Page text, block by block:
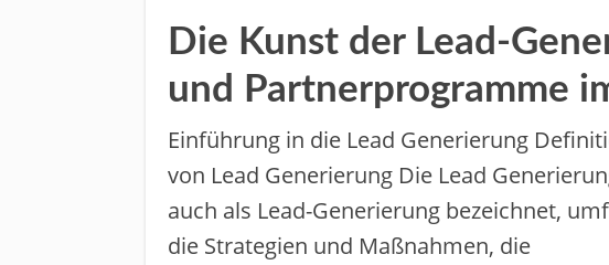
Die Kunst der Lead-
und Partnerprogramme
Einführung in die Lead Generierung
von Lead Generierung Die Lead
auch als Lead-Generierung bezeichnet,
die Strategien und Maßnahmen, die